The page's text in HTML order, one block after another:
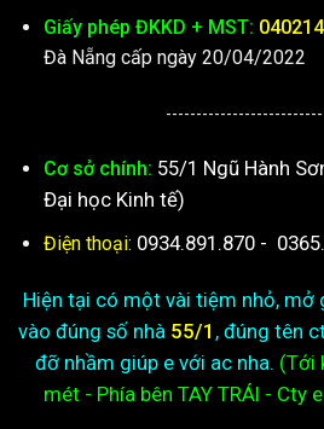
Giấy phép ĐKKD + MST:
Đà Nẵng cấp ngày 20/04/2022
Cơ sở chính: 55/1 Ngũ Hành
Đại học Kinh tế)
Điện thoại: 0934.891.870 -
Hiện tại có một vài tiệm nhỏ, mở
vào đúng số nhà 55/1 , đúng tên
đỡ nhầm giúp e với ac nha. (Tới
mét - Phía bên TAY TRÁI - Cty e